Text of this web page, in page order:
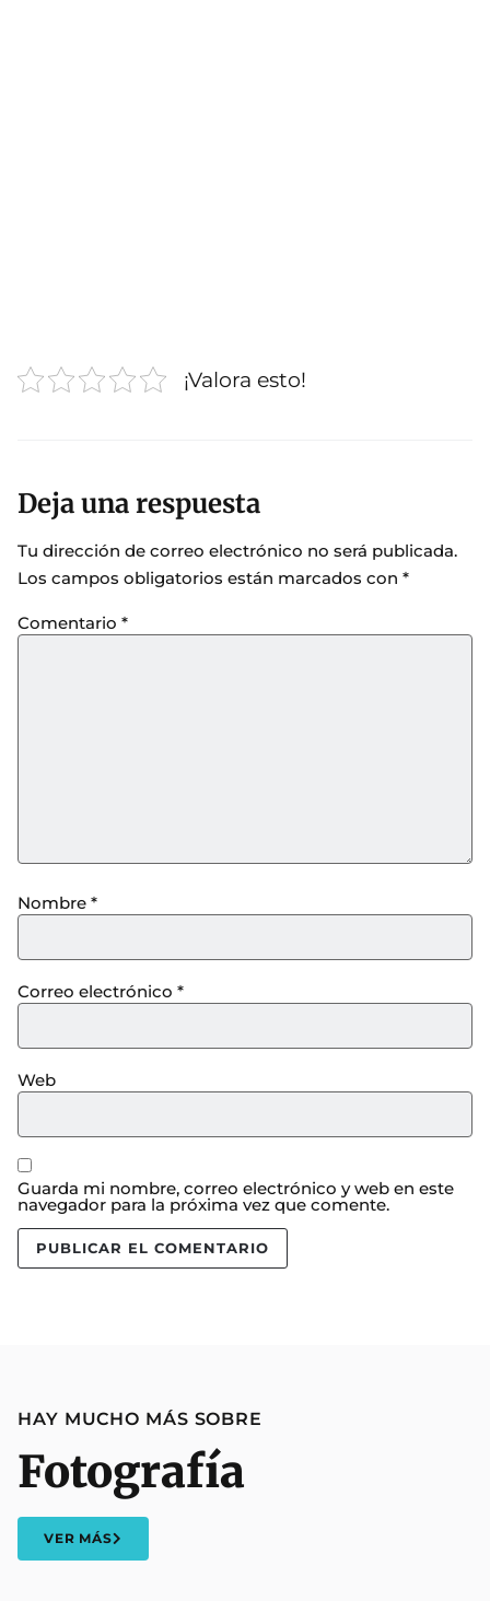
¡Valora esto!
Deja una respuesta
Tu dirección de correo electrónico no será publicada.
Los campos obligatorios están marcados con *
Comentario *
Nombre *
Correo electrónico *
Web
Guarda mi nombre, correo electrónico y web en este
navegador para la próxima vez que comente.
HAY MUCHO MÁS SOBRE
Fotografía
VER MÁS